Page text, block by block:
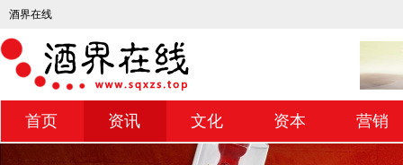
酒界在线
首页 资讯 文化 资本 营销